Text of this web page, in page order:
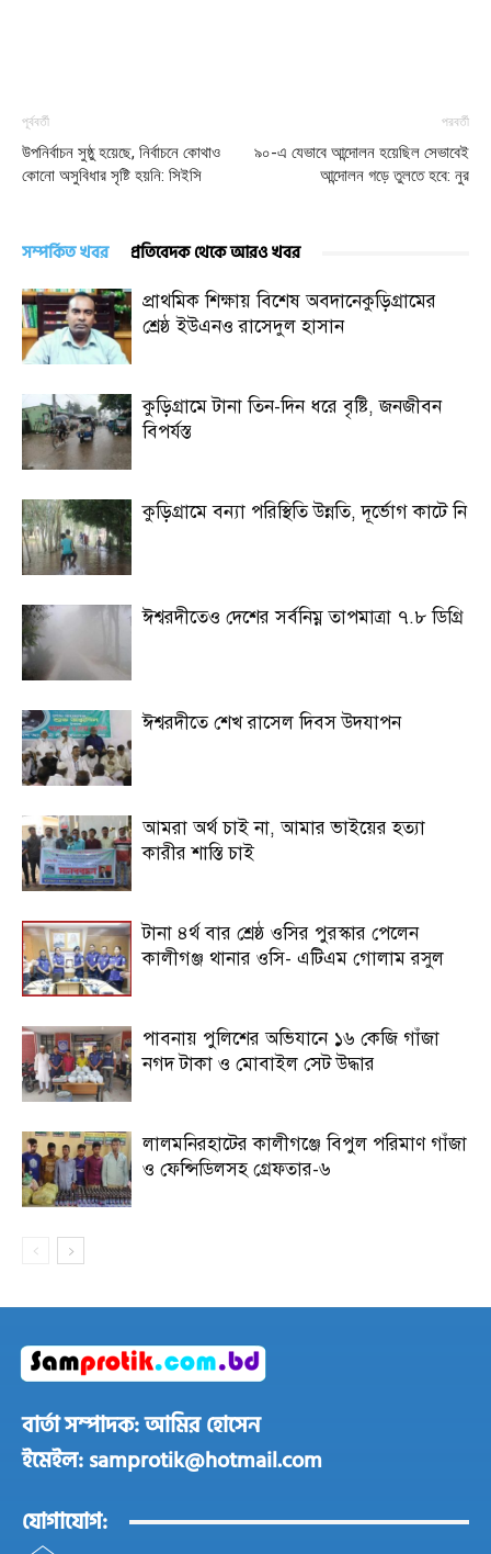
পূর্ববর্তী
উপনির্বাচন সুষ্ঠু হয়েছে, নির্বাচনে কোথাও
কোনো অসুবিধার সৃষ্টি হয়নি: সিইসি
পরবর্তী
৯০-এ যেভাবে আন্দোলন হয়েছিল সেভাবেই
আন্দোলন গড়ে তুলতে হবে: নুর
সম্পর্কিত খবর প্রতিবেদক থেকে আরও খবর
প্রাথমিক শিক্ষায় বিশেষ অবদানেকুড়িগ্রামের
শ্রেষ্ঠ ইউএনও রাসেদুল হাসান
কুড়িগ্রামে টানা তিন-দিন ধরে বৃষ্টি, জনজীবন
বিপর্যস্ত
কুড়িগ্রামে বন্যা পরিস্থিতি উন্নতি, দূর্ভোগ কাটে নি
ঈশ্বরদীতেও দেশের সর্বনিম্ন তাপমাত্রা ৭.৮ ডিগ্রি
ঈশ্বরদীতে শেখ রাসেল দিবস উদযাপন
আমরা অর্থ চাই না, আমার ভাইয়ের হত্যা
কারীর শাস্তি চাই
টানা ৪র্থ বার শ্রেষ্ঠ ওসির পুরস্কার পেলেন
কালীগঞ্জ থানার ওসি- এটিএম গোলাম রসুল
পাবনায় পুলিশের অভিযানে ১৬ কেজি গাঁজা
নগদ টাকা ও মোবাইল সেট উদ্ধার
লালমনিরহাটের কালীগঞ্জে বিপুল পরিমাণ গাঁজা
ও ফেন্সিডিলসহ গ্রেফতার-৬
বার্তা সম্পাদক: আমির হোসেন
ইমেইল: samprotik@hotmail.com
যোগাযোগ: